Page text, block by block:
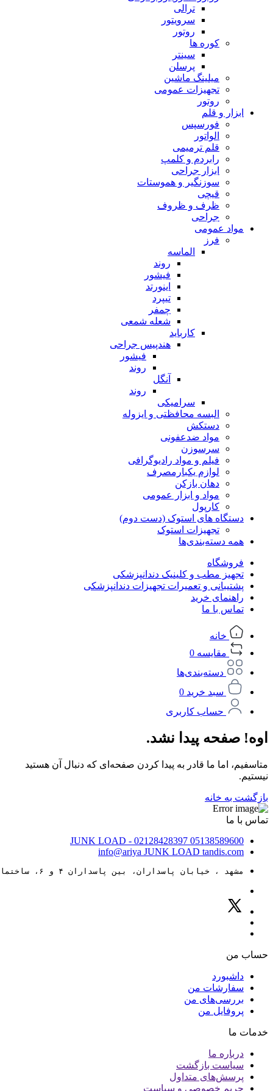
ترالی
سرویتور
روتور
کوره ها
سینتر
پرسلن
میلینگ ماشین
تجهیزات عمومی
روتور
ابزار و قلم
فورسپس
الواتور
قلم ترمیمی
رابردم و کلمپ
ابزار جراحی
سوزنگیر و هموستات
قیچی
ظرف و ظروف
جراحی
مواد عمومی
فرز
الماسه
روند
فیشور
اینورتد
تیپرد
چمفر
شعله شمعی
کارباید
هندپیس جراحی
فیشور
روند
آنگل
روند
سرامیکی
البسه محافظتی و ایزوله
دستکش
مواد ضدعفونی
سرسوزن
فیلم و مواد رادیوگرافی
لوازم یکبارمصرف
دهان بازکن
مواد و ابزار عمومی
کارپول
دستگاه های استوک (دست دوم)
تجهیزات استوک
همه دسته‌بندی‌ها
فروشگاه
تجهیز مطب و کلینیک دندانپزشکی
پشتیبانی و تعمیرات تجهیزات دندانپزشکی
راهنمای خرید
تماس با ما
خانه
مقایسه 0
دسته‌بندی‌ها
سبد خرید 0
حساب کاربری
اوه! صفحه پیدا نشد.
متاسفیم، اما ما قادر به پیدا کردن صفحه‌ای که دنبال آن هستید
نیستیم.
بازگشت به خانه
تماس با ما
05138589600
JUNK LOAD - 02128428397
info@ariya JUNK LOAD tandis.com
مشهد ، خیابان پاسداران، بین پاسداران ۴ و ۶، ساختمان ۸۸
حساب من
داشبورد
سفارشات من
بررسی‌های من
پروفایل من
خدمات ما
درباره ما
سیاست بازگشت
پرسش‌های متداول
حریم خصوصی و سیاست